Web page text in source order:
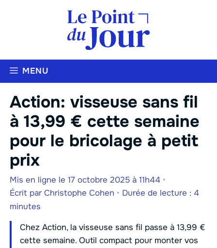
MENU
Action: visseuse sans fil
à 13,99 € cette semaine
pour le bricolage à petit
prix
Mis en ligne le 17 octobre 2025 à 11h44 •
Écrit par Christophe Cohen • Durée de lecture : 4
minutes
Chez Action, la visseuse sans fil passe à 13,99 €
cette semaine. Outil compact pour monter vos